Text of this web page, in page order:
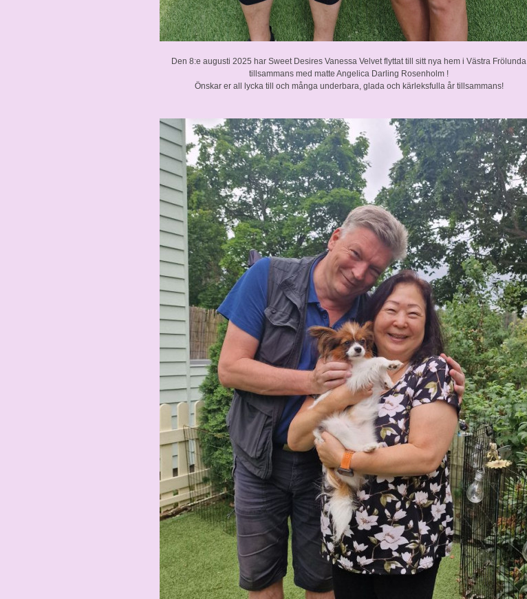
Den 8:e augusti 2025 har Sweet Desires Vanessa Velvet flyttat till sitt nya hem i Västra Frölunda
tillsammans med matte Angelica Darling Rosenholm !
Önskar er all lycka till och många underbara, glada och kärleksfulla år tillsammans!